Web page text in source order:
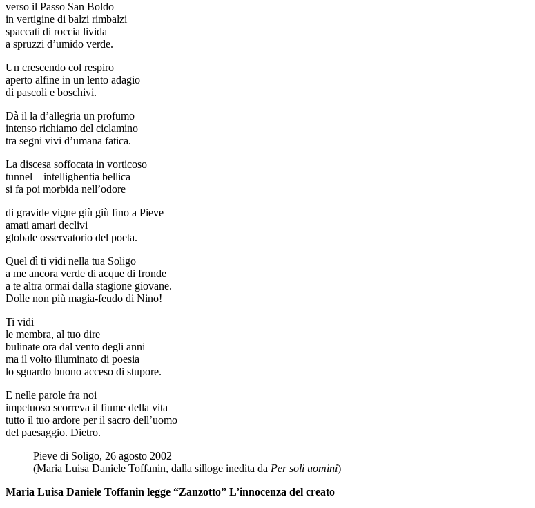
verso il Passo San Boldo
in vertigine di balzi rimbalzi
spaccati di roccia livida
a spruzzi d’umido verde.
Un crescendo col respiro
aperto alfine in un lento adagio
di pascoli e boschivi.
Dà il la d’allegria un profumo
intenso richiamo del ciclamino
tra segni vivi d’umana fatica.
La discesa soffocata in vorticoso
tunnel – intellighentia bellica –
si fa poi morbida nell’odore
di gravide vigne giù giù fino a Pieve
amati amari declivi
globale osservatorio del poeta.
Quel dì ti vidi nella tua Soligo
a me ancora verde di acque di fronde
a te altra ormai dalla stagione giovane.
Dolle non più magia-feudo di Nino!
Ti vidi
le membra, al tuo dire
bulinate ora dal vento degli anni
ma il volto illuminato di poesia
lo sguardo buono acceso di stupore.
E nelle parole fra noi
impetuoso scorreva il fiume della vita
tutto il tuo ardore per il sacro dell’uomo
del paesaggio. Dietro.
Pieve di Soligo, 26 agosto 2002
(Maria Luisa Daniele Toffanin, dalla silloge inedita da Per soli uomini)
Maria Luisa Daniele Toffanin legge “Zanzotto” L’innocenza del creato